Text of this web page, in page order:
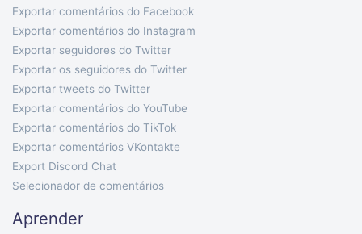
Exportar comentários do Facebook
Exportar comentários do Instagram
Exportar seguidores do Twitter
Exportar os seguidores do Twitter
Exportar tweets do Twitter
Exportar comentários do YouTube
Exportar comentários do TikTok
Exportar comentários VKontakte
Export Discord Chat
Selecionador de comentários
Aprender